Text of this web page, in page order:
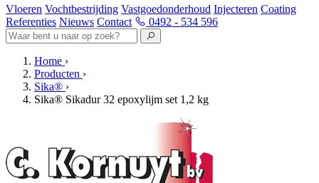
Vloeren Vochtbestrijding Vastgoedonderhoud Injecteren Coating
Referenties Nieuws Contact 0492 - 534 596
Home ›
Producten ›
Sika® ›
Sika® Sikadur 32 epoxylijm set 1,2 kg